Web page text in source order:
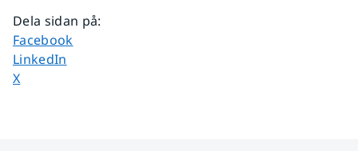
Dela sidan på:
Dela sidan på
Facebook
Dela sidan på
LinkedIn
Dela sidan på
X